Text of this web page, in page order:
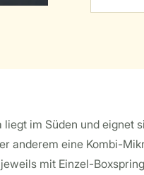
im Süden und eignet
anderem eine Kombi-
mit Einzel-